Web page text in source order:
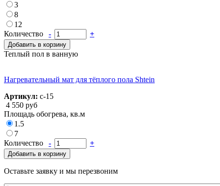
3
8
12
Количество
- +
Добавить в корзину
Теплый пол в ванную
Нагревательный мат для тёплого пола Shtein
Артикул: с-15
4 550 руб
Площадь обогрева, кв.м
1.5
7
Количество
- +
Добавить в корзину
Оставьте заявку и мы перезвоним